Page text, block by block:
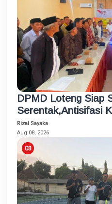
DPMD Loteng Siap
Serentak,Antisifasi
Rizal Sayaka
Aug 08, 2026